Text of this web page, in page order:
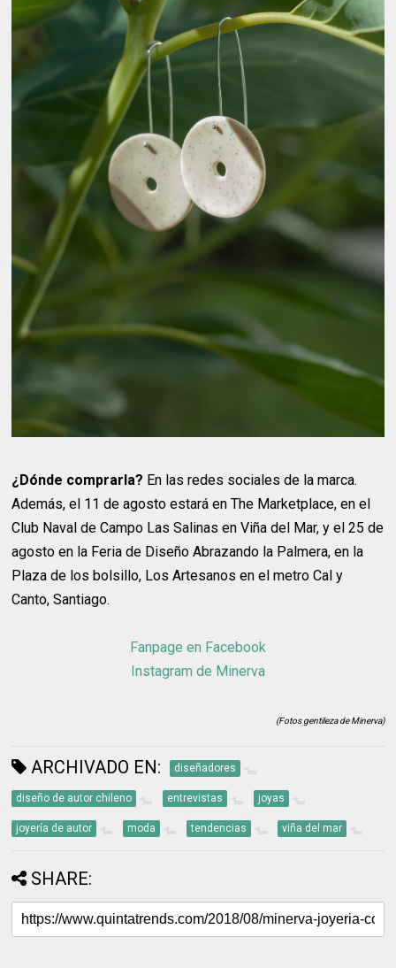
¿Dónde comprarla? En las redes sociales de la marca.
Además, el 11 de agosto estará en The Marketplace, en el
Club Naval de Campo Las Salinas en Viña del Mar, y el 25 de
agosto en la Feria de Diseño Abrazando la Palmera, en la
Plaza de los bolsillo, Los Artesanos en el metro Cal y
Canto, Santiago.
Fanpage en Facebook
Instagram de Minerva
(Fotos gentileza de Minerva)
ARCHIVADO EN: diseñadores
diseño de autor chileno entrevistas joyas
joyería de autor moda tendencias viña del mar
SHARE: